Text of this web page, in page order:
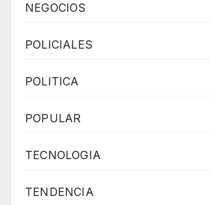
NEGOCIOS
POLICIALES
POLITICA
POPULAR
TECNOLOGIA
TENDENCIA